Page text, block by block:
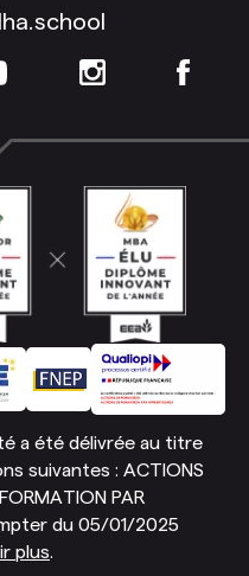
a été délivrée au titre
suivantes : ACTIONS
PAR
du 05/01/2025
plus.